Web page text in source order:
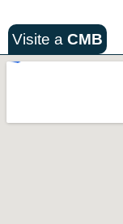
Visite a CMB